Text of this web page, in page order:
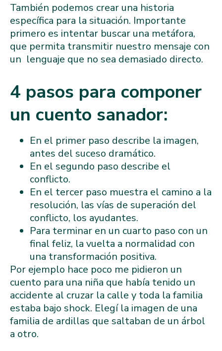
También podemos crear una historia
específica para la situación. Importante
primero es intentar buscar una metáfora,
que permita transmitir nuestro mensaje con
un lenguaje que no sea demasiado directo.
4 pasos para componer
un cuento sanador:
En el primer paso describe la imagen,
antes del suceso dramático.
En el segundo paso describe el
conflicto.
En el tercer paso muestra el camino a la
resolución, las vías de superación del
conflicto, los ayudantes.
Para terminar en un cuarto paso con un
final feliz, la vuelta a normalidad con
una transformación positiva.
Por ejemplo hace poco me pidieron un
cuento para una niña que había tenido un
accidente al cruzar la calle y toda la familia
estaba bajo shock. Elegí la imagen de una
familia de ardillas que saltaban de un árbol
a otro.